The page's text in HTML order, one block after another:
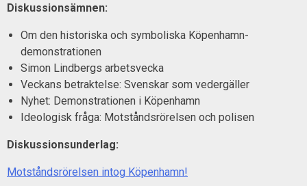
Diskussionsämnen:
Om den historiska och symboliska Köpenhamn-
demonstrationen
Simon Lindbergs arbetsvecka
Veckans betraktelse: Svenskar som vedergäller
Nyhet: Demonstrationen i Köpenhamn
Ideologisk fråga: Motståndsrörelsen och polisen
Diskussionsunderlag:
Motståndsrörelsen intog Köpenhamn!